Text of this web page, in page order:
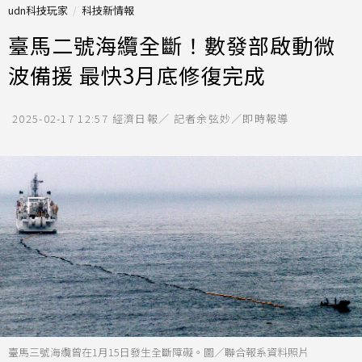
udn科技玩家 科技新情報
臺馬二號海纜全斷！數發部啟動微
波備援 最快3月底修復完成
2025-02-17 12:57 經濟日報／ 記者余弦妙／即時報導
臺馬三號海纜曾在1月15日發生全斷障礙。圖／聯合報系資料照片